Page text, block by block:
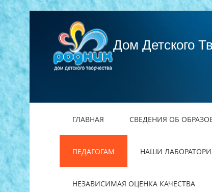
Дом Детского
ГЛАВНАЯ СВЕДЕНИЯ ОБ
ПЕДАГОГАМ НАШИ
НЕЗАВИСИМАЯ ОЦЕНКА КАЧЕСТВА